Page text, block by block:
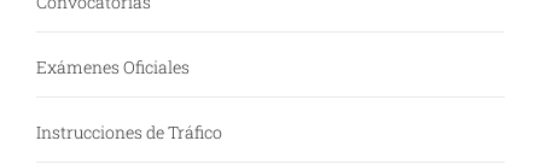
Exámenes Oficiales
Instrucciones de Tráfico